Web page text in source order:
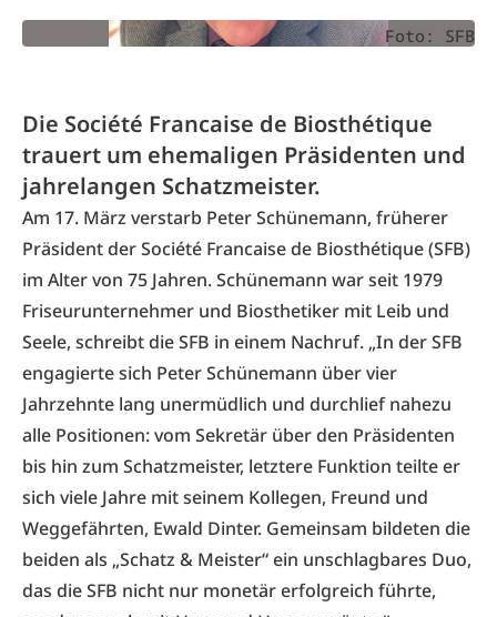
Foto: SFB
Die Société Francaise de Biosthétique
trauert um ehemaligen Präsidenten und
jahrelangen Schatzmeister.
Am 17. März verstarb Peter Schünemann, früherer
Präsident der Société Francaise de Biosthétique (SFB)
im Alter von 75 Jahren. Schünemann war seit 1979
Friseurunternehmer und Biosthetiker mit Leib und
Seele, schreibt die SFB in einem Nachruf. „In der SFB
engagierte sich Peter Schünemann über vier
Jahrzehnte lang unermüdlich und durchlief nahezu
alle Positionen: vom Sekretär über den Präsidenten
bis hin zum Schatzmeister, letztere Funktion teilte er
sich viele Jahre mit seinem Kollegen, Freund und
Weggefährten, Ewald Dinter. Gemeinsam bildeten die
beiden als „Schatz & Meister“ ein unschlagbares Duo,
das die SFB nicht nur monetär erfolgreich führte,